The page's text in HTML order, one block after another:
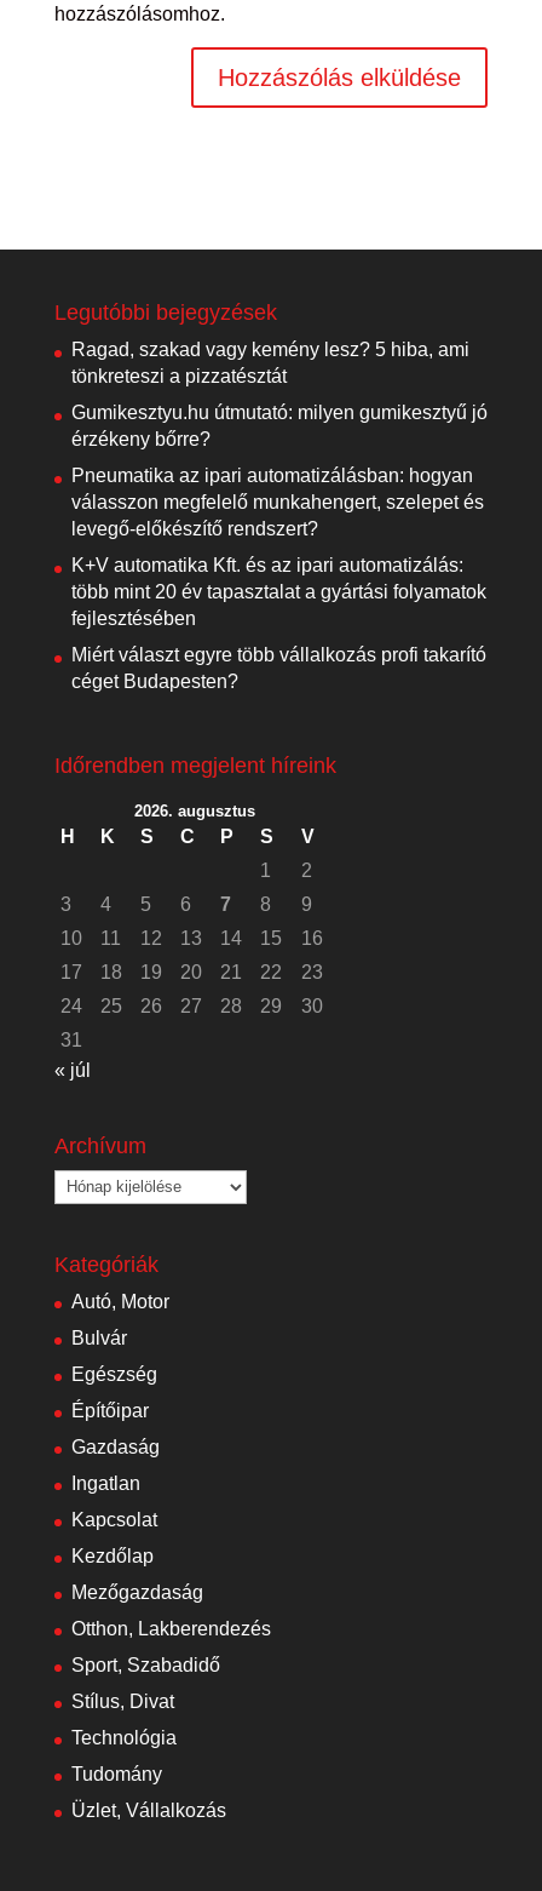
hozzászólásomhoz.
Legutóbbi bejegyzések
Ragad, szakad vagy kemény lesz? 5 hiba, ami
tönkreteszi a pizzatésztát
Gumikesztyu.hu útmutató: milyen gumikesztyű jó
érzékeny bőrre?
Pneumatika az ipari automatizálásban: hogyan
válasszon megfelelő munkahengert, szelepet és
levegő-előkészítő rendszert?
K+V automatika Kft. és az ipari automatizálás:
több mint 20 év tapasztalat a gyártási folyamatok
fejlesztésében
Miért választ egyre több vállalkozás profi takarító
céget Budapesten?
Időrendben megjelent híreink
2026. augusztus
H K S C P S
V
1
2
3
4 5 6 7 8
9
10
11 12 13 14 15
16
17
18 19 20 21 22
23
24
25 26 27 28 29
30
31
« júl
Archívum
Archívum
Kategóriák
Autó, Motor
Bulvár
Egészség
Építőipar
Gazdaság
Ingatlan
Kapcsolat
Kezdőlap
Mezőgazdaság
Otthon, Lakberendezés
Sport, Szabadidő
Stílus, Divat
Technológia
Tudomány
Üzlet, Vállalkozás